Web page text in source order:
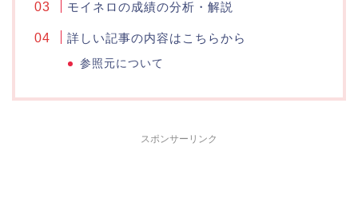
モイネロの成績の分析・解説
詳しい記事の内容はこちらから
参照元について
スポンサーリンク